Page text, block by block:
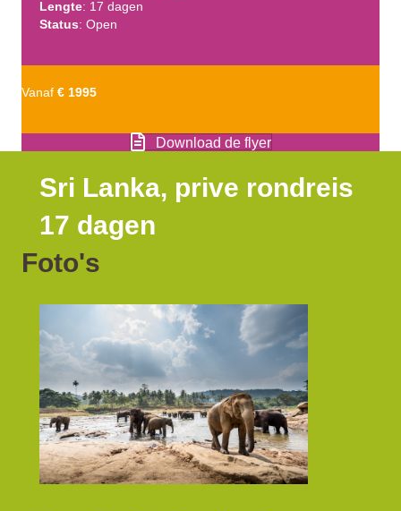
Lengte: 17 dagen
Status: Open
Vanaf € 1995
Download de flyer
Sri Lanka, prive rondreis
17 dagen
Foto's